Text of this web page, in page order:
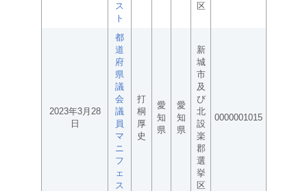
ス
ト
区
2023年3月28
日
都
道
府
県
議
会
議
員
マ
ニ
フ
ェ
ス
打
桐
厚
史
愛
知
県
愛
知
県
新
城
市
及
び
北
設
楽
郡
選
挙
区
0000001015